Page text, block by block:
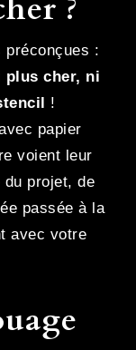
?
préconçues :
plus cher, ni
!
papier
voient leur
projet, de
passée à la
avec votre